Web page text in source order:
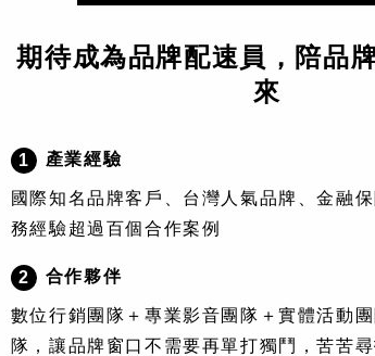
期待成為品牌配速員，陪品
來
1 產業經驗
國際知名品牌客戶、台灣人氣品牌、金融
務經驗超過百個合作案例
2 合作夥伴
數位行銷團隊＋專業影音團隊＋實體活動
隊，讓品牌窗口不需要再單打獨鬥，苦苦